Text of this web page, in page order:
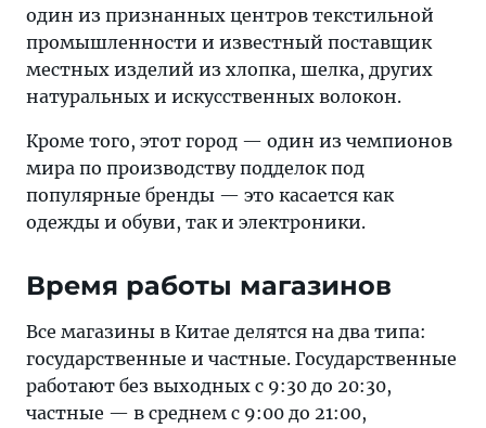
один из признанных центров текстильной
промышленности и известный поставщик
местных изделий из хлопка, шелка, других
натуральных и искусственных волокон.
Кроме того, этот город — один из чемпионов
мира по производству подделок под
популярные бренды — это касается как
одежды и обуви, так и электроники.
Время работы магазинов
Все магазины в Китае делятся на два типа:
государственные и частные. Государственные
работают без выходных с 9:30 до 20:30,
частные — в среднем с 9:00 до 21:00,